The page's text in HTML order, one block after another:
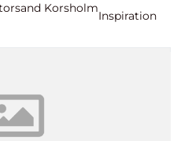
Korsholm
Inspiration